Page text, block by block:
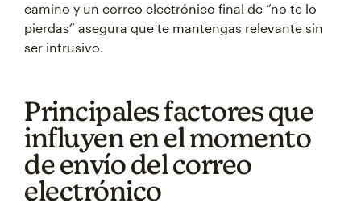
camino y un correo electrónico final de “no te lo
pierdas” asegura que te mantengas relevante sin
ser intrusivo.
Principales factores que
influyen en el momento
de envío del correo
electrónico